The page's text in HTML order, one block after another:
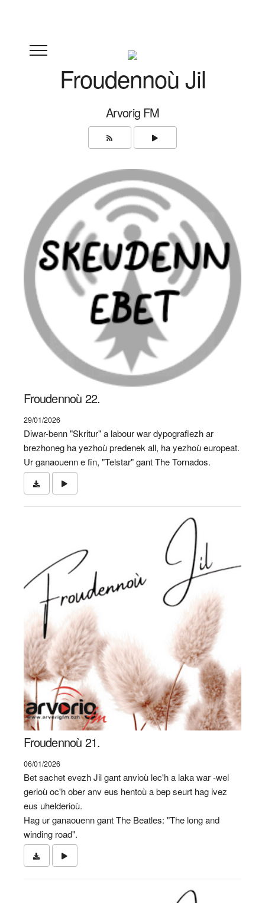
Froudennoù Jil
Arvorig FM
Froudennoù 22.
29/01/2026
Diwar-benn "Skritur" a labour war dypografiezh ar
brezhoneg ha yezhoù predenek all, ha yezhoù europeat.
Ur ganaouenn e fin, "Telstar" gant The Tornados.
Froudennoù 21.
06/01/2026
Bet sachet evezh Jil gant anvioù lec'h a laka war -wel
gerioù oc'h ober anv eus hentoù a bep seurt hag ivez
eus uhelderioù.
Hag ur ganaouenn gant The Beatles: "The long and
winding road".